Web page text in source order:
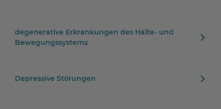
degenerative Erkrankungen des Halte- und
Bewegungssystems
Depressive Störungen